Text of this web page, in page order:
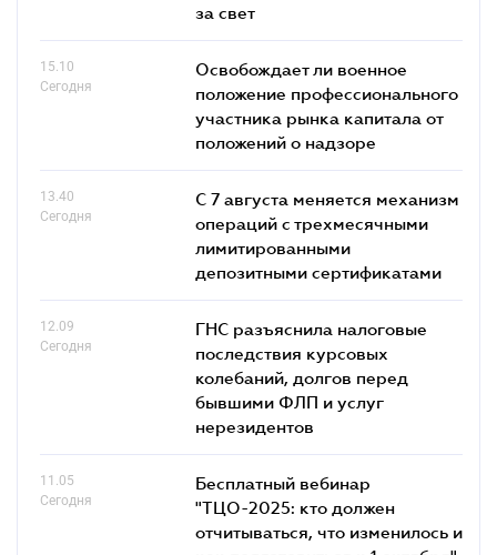
за свет
15.10
Сегодня
Освобождает ли военное
положение профессионального
участника рынка капитала от
положений о надзоре
13.40
Сегодня
С 7 августа меняется механизм
операций с трехмесячными
лимитированными
депозитными сертификатами
12.09
Сегодня
ГНС разъяснила налоговые
последствия курсовых
колебаний, долгов перед
бывшими ФЛП и услуг
нерезидентов
11.05
Сегодня
Бесплатный вебинар
"ТЦО-2025: кто должен
отчитываться, что изменилось и